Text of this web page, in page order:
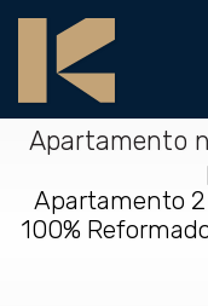
Apartamento
Apartamento
100%